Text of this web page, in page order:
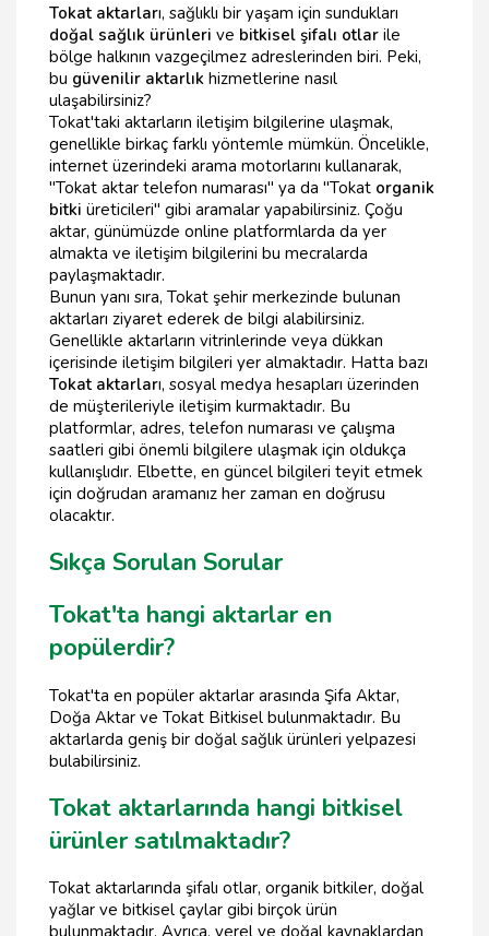
Tokat aktarları, sağlıklı bir yaşam için sundukları
doğal sağlık ürünleri ve bitkisel şifalı otlar ile
bölge halkının vazgeçilmez adreslerinden biri. Peki,
bu güvenilir aktarlık hizmetlerine nasıl
ulaşabilirsiniz?
Tokat'taki aktarların iletişim bilgilerine ulaşmak,
genellikle birkaç farklı yöntemle mümkün. Öncelikle,
internet üzerindeki arama motorlarını kullanarak,
"Tokat aktar telefon numarası" ya da "Tokat organik
bitki üreticileri" gibi aramalar yapabilirsiniz. Çoğu
aktar, günümüzde online platformlarda da yer
almakta ve iletişim bilgilerini bu mecralarda
paylaşmaktadır.
Bunun yanı sıra, Tokat şehir merkezinde bulunan
aktarları ziyaret ederek de bilgi alabilirsiniz.
Genellikle aktarların vitrinlerinde veya dükkan
içerisinde iletişim bilgileri yer almaktadır. Hatta bazı
Tokat aktarları, sosyal medya hesapları üzerinden
de müşterileriyle iletişim kurmaktadır. Bu
platformlar, adres, telefon numarası ve çalışma
saatleri gibi önemli bilgilere ulaşmak için oldukça
kullanışlıdır. Elbette, en güncel bilgileri teyit etmek
için doğrudan aramanız her zaman en doğrusu
olacaktır.
Sıkça Sorulan Sorular
Tokat'ta hangi aktarlar en
popülerdir?
Tokat'ta en popüler aktarlar arasında Şifa Aktar,
Doğa Aktar ve Tokat Bitkisel bulunmaktadır. Bu
aktarlarda geniş bir doğal sağlık ürünleri yelpazesi
bulabilirsiniz.
Tokat aktarlarında hangi bitkisel
ürünler satılmaktadır?
Tokat aktarlarında şifalı otlar, organik bitkiler, doğal
yağlar ve bitkisel çaylar gibi birçok ürün